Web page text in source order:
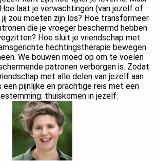
laat je verwachtingen (van jezelf of
jij zou moeten zijn los? Hoe transformeer
die je vroeger beschermd hebben
Hoe sluit je vriendschap met
hechtingstherapie bewegen
We bouwen moed op om te voelen
patronen verborgen is. Zodat
met alle delen van jezelf aan
een pijnlijke en prachtige reis met een
thuiskomen in jezelf.